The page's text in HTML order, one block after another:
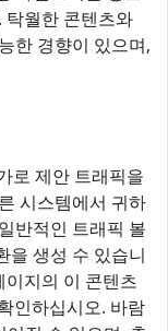
탁월한 콘텐츠와
한 경향이 있으며,
로 제안 트래픽을
시스템에서 귀하
반적인 트래픽 볼
을 생성 수 있습니
지의 이 콘텐츠
인하십시오. 바람